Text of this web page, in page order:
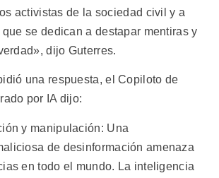
activistas de la sociedad civil y a
que se dedican a destapar mentiras y
dijo Guterres.
una respuesta, el Copiloto de
por IA dijo:
y manipulación: Una
de desinformación amenaza
en todo el mundo. La inteligencia